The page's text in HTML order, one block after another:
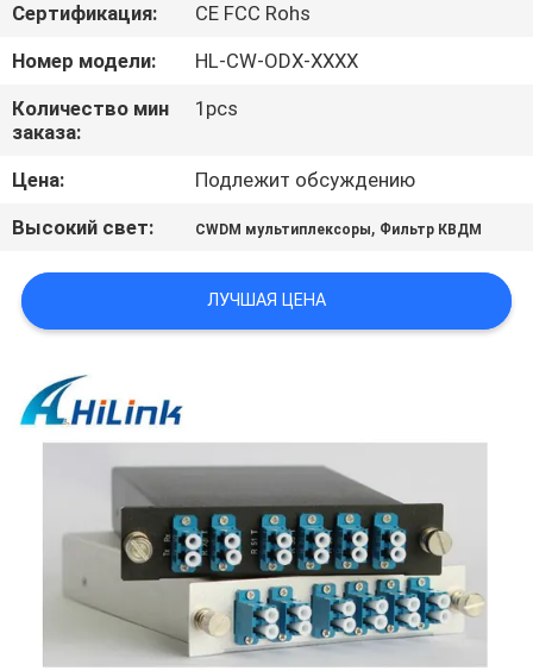
ЭКСКУРСИЯ
ПО
ЗАВОДУ
КОНТРОЛЬ
КАЧЕСТВА
СВЯЖИТЕСЬ
НАМИ
НОВОСТИ
СЛУЧАИ
ЗАПРОСИТЕ
ЦИТАТУ
Сертификация:
CE FCC Rohs
Номер модели:
HL-CW-ODX-XXXX
Количество мин
заказа:
1pcs
Цена:
Подлежит обсуждению
Высокий свет:
CWDM мультиплексоры, Фильтр КВДМ
ЛУЧШАЯ ЦЕНА